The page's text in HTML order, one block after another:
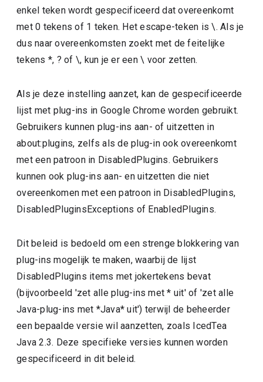
enkel teken wordt gespecificeerd dat overeenkomt
met 0 tekens of 1 teken. Het escape-teken is \. Als je
dus naar overeenkomsten zoekt met de feitelijke
tekens *, ? of \, kun je er een \ voor zetten.
Als je deze instelling aanzet, kan de gespecificeerde
lijst met plug-ins in Google Chrome worden gebruikt.
Gebruikers kunnen plug-ins aan- of uitzetten in
about:plugins, zelfs als de plug-in ook overeenkomt
met een patroon in DisabledPlugins. Gebruikers
kunnen ook plug-ins aan- en uitzetten die niet
overeenkomen met een patroon in DisabledPlugins,
DisabledPluginsExceptions of EnabledPlugins.
Dit beleid is bedoeld om een strenge blokkering van
plug-ins mogelijk te maken, waarbij de lijst
DisabledPlugins items met jokertekens bevat
(bijvoorbeeld 'zet alle plug-ins met * uit' of 'zet alle
Java-plug-ins met *Java* uit') terwijl de beheerder
een bepaalde versie wil aanzetten, zoals IcedTea
Java 2.3. Deze specifieke versies kunnen worden
gespecificeerd in dit beleid.